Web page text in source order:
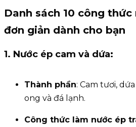
Danh sách 10 công
đơn giản dành cho bạn
1. Nước ép cam và dứa:
Thành phần: Cam tươi,
ong và đá lạnh.
Công thức làm nước ép